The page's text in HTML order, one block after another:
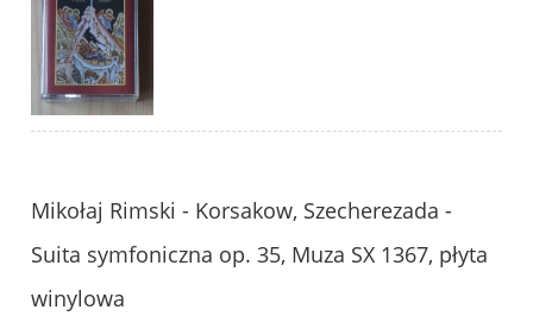
Mikołaj Rimski - Korsakow, Szecherezada -
Suita symfoniczna op. 35, Muza SX 1367, płyta
winylowa